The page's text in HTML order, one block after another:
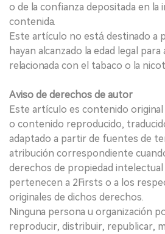
o de la confianza depositada en la
contenida.
Este artículo no está destinado a
hayan alcanzado la edad legal
relacionada con el tabaco o la
Aviso de derechos de autor
Este artículo es contenido
o contenido reproducido,
adaptado a partir de fuentes de
atribución correspondiente
derechos de propiedad
pertenecen a 2Firsts o a los
originales de dichos derechos.
Ninguna persona u organización
reproducir, distribuir, republicar,